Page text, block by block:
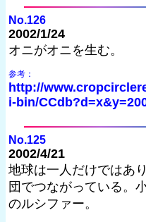
No.126
2002/1/24
オニがオニを生む。
参考：
http://
i-bin/
No.125
2002/4/21
地球は一人だけではあ
団でつながっている。
のルシファー。